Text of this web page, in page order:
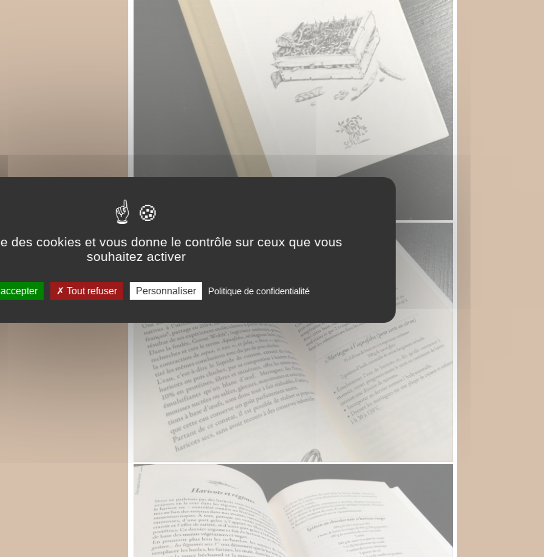
des cookies et vous donne le contrôle sur ceux que vous
souhaitez activer
Tout refuser Personnaliser Politique de confidentialité